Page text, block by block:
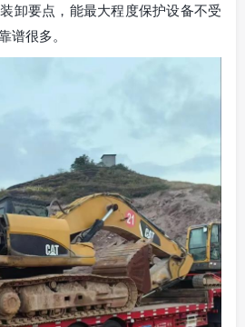
卸要点，能最大程度保护设备不受
谱很多。